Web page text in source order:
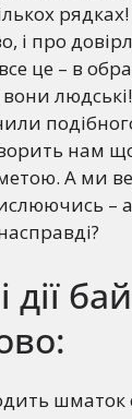
і про
все це – в
нам
А ми
–
дії
шматок